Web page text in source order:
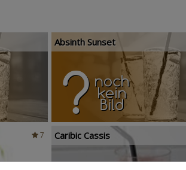
Absinth Sunset
7 Caribic Cassis